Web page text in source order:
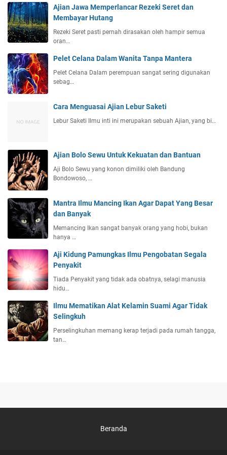
Ajian Jawa Memperlancar Rezeki Seret dan
Membayar Hutang
Rezeki Seret pasti pernah dirasakan oleh hampir semua
oran…
Pelet Celana Dalam Wanita Tanpa Mantera
Pelet Celana Dalam perempuan sangat sering digunakan
sebag…
Cara Menguasai Ajian Lebur Saketi
Lebur Saketi Ilmu inti ini merupakan sebuah Ajian, yang bi…
Ajian Bolo Sewu Untuk Kekuatan dan Bantuan
Aji Bolo Sewu yang konon dimiliki oleh Bandung
Bondowoso, …
Mantra Ilmu Mancing Ikan Agar Dapat Yang Besar
dan Banyak
Memancing Ikan sangat banyak orang yang hobi, bukan
hanya …
Aji Kidung Pamungkas Ilmu Pengobatan Segala
Penyakit
Tiada Penyakit yang tidak ada obatnya, selagi manusia
hidu…
Ilmu Mematikan Alat Kelamin Suami Agar Tidak
Selingkuh
Perselingkuhan memang kerap terjadi pada rumah tangga,
tan…
Beranda